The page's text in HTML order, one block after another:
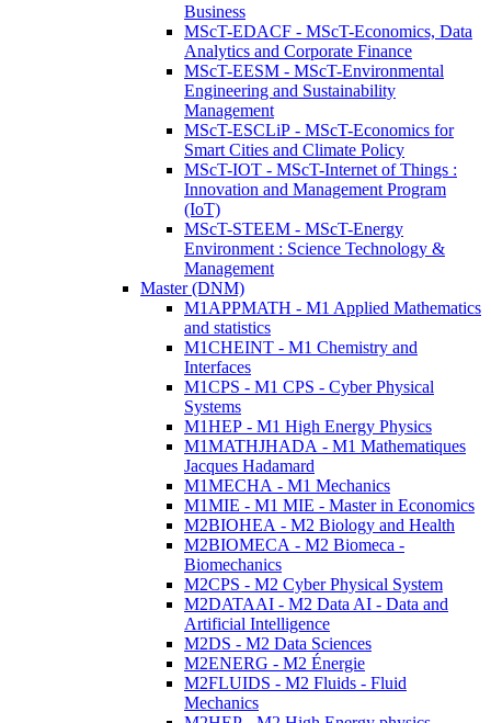
Business
MScT-EDACF - MScT-Economics, Data
Analytics and Corporate Finance
MScT-EESM - MScT-Environmental
Engineering and Sustainability
Management
MScT-ESCLiP - MScT-Economics for
Smart Cities and Climate Policy
MScT-IOT - MScT-Internet of Things :
Innovation and Management Program
(IoT)
MScT-STEEM - MScT-Energy
Environment : Science Technology &
Management
Master (DNM)
M1APPMATH - M1 Applied Mathematics
and statistics
M1CHEINT - M1 Chemistry and
Interfaces
M1CPS - M1 CPS - Cyber Physical
Systems
M1HEP - M1 High Energy Physics
M1MATHJHADA - M1 Mathematiques
Jacques Hadamard
M1MECHA - M1 Mechanics
M1MIE - M1 MIE - Master in Economics
M2BIOHEA - M2 Biology and Health
M2BIOMECA - M2 Biomeca -
Biomechanics
M2CPS - M2 Cyber Physical System
M2DATAAI - M2 Data AI - Data and
Artificial Intelligence
M2DS - M2 Data Sciences
M2ENERG - M2 Énergie
M2FLUIDS - M2 Fluids - Fluid
Mechanics